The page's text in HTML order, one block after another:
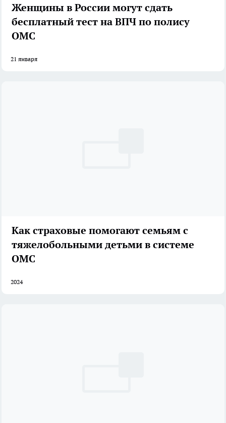
Женщины в России могут сдать
бесплатный тест на ВПЧ по полису
ОМС
21 января
Как страховые помогают семьям с
тяжелобольными детьми в системе
ОМС
2024